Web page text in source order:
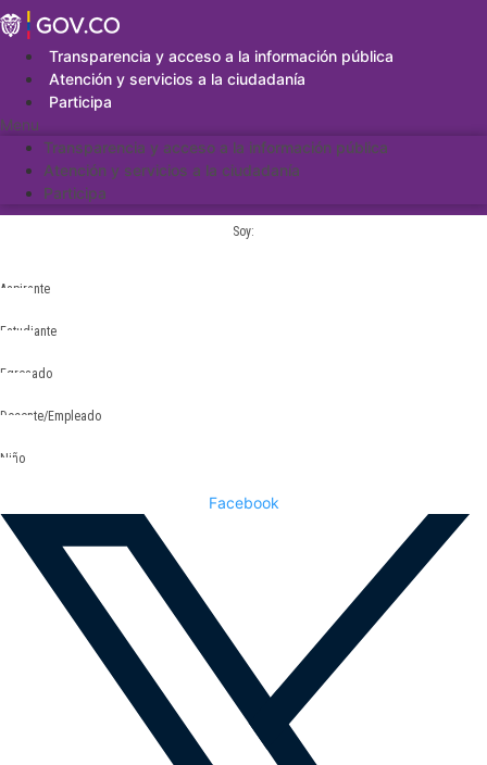
Saltar
al
contenidoTransparencia y acceso a la información pública
Atención y servicios a la ciudadanía
Participa
Menu
Transparencia y acceso a la información pública
Atención y servicios a la ciudadanía
Participa
Soy:
Aspirante
Estudiante
Egresado
Docente/Empleado
Niño
Facebook